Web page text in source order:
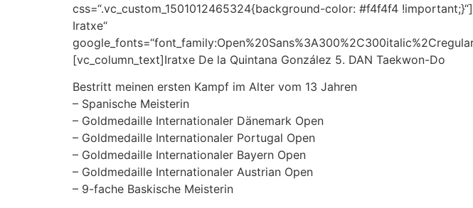
css=“.vc_custom_1501012465324{background-color: #f4f4f4
Iratxe“
[vc_column_text]Iratxe De la Quintana González 5. DAN Taekwon-Do
Bestritt meinen ersten Kampf im Alter vom 13 Jahren
– Spanische Meisterin
– Goldmedaille Internationaler Dänemark Open
– Goldmedaille Internationaler Portugal Open
– Goldmedaille Internationaler Bayern Open
– Goldmedaille Internationaler Austrian Open
– 9-fache Baskische Meisterin